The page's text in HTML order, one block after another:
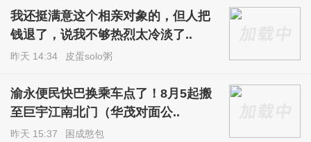
我还挺满意这个相亲对象的，但人把
钱退了，说我不够热烈太冷淡了..
昨天 14:34 皮蛋solo粥
渝永便民快巴换乘车点了！8月5起搬
至巨宇江南北门（华茂对面公..
昨天 15:37 困成憨包